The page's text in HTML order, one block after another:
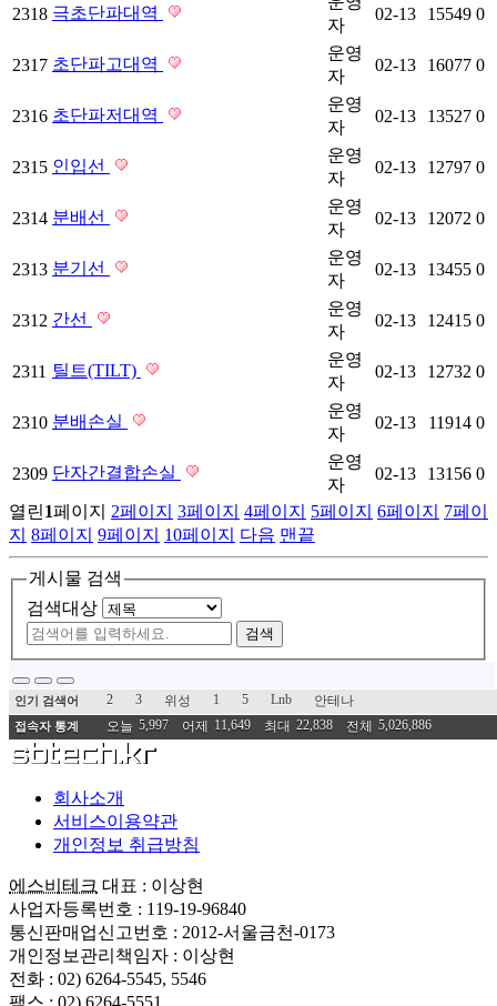
2318 극초단파대역
자
02-13 15549 0
2317 초단파고대역
운영
자
02-13 16077 0
2316 초단파저대역
운영
자
02-13 13527 0
2315 인입선
운영
자
02-13 12797 0
2314 분배선
운영
자
02-13 12072 0
2313 분기선
운영
자
02-13 13455 0
2312 간선
운영
자
02-13 12415 0
2311 틸트(TILT)
운영
자
02-13 12732 0
2310 분배손실
운영
자
02-13 11914 0
2309 단자간결합손실
운영
자
02-13 13156 0
열린1페이지 2페이지 3페이지 4페이지 5페이지 6페이지 7페이
지 8페이지 9페이지 10페이지 다음 맨끝
게시물 검색
검색대상
검색
인기 검색어 2 3 위성 1 5 Lnb 안테나
접속자 통계 오늘 5,997 어제 11,649 최대 22,838 전체 5,026,886
회사소개
서비스이용약관
개인정보 취급방침
에스비테크 대표 : 이상현
사업자등록번호 : 119-19-96840
통신판매업신고번호 : 2012-서울금천-0173
개인정보관리책임자 : 이상현
전화 : 02) 6264-5545, 5546
팩스 : 02) 6264-5551